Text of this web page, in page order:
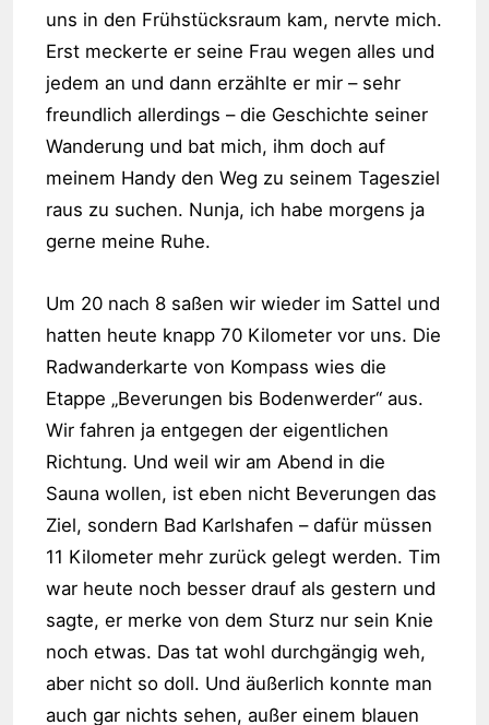
uns in den Frühstücksraum kam, nervte mich.
Erst meckerte er seine Frau wegen alles und
jedem an und dann erzählte er mir – sehr
freundlich allerdings – die Geschichte seiner
Wanderung und bat mich, ihm doch auf
meinem Handy den Weg zu seinem Tagesziel
raus zu suchen. Nunja, ich habe morgens ja
gerne meine Ruhe.
Um 20 nach 8 saßen wir wieder im Sattel und
hatten heute knapp 70 Kilometer vor uns. Die
Radwanderkarte von Kompass wies die
Etappe „Beverungen bis Bodenwerder“ aus.
Wir fahren ja entgegen der eigentlichen
Richtung. Und weil wir am Abend in die
Sauna wollen, ist eben nicht Beverungen das
Ziel, sondern Bad Karlshafen – dafür müssen
11 Kilometer mehr zurück gelegt werden. Tim
war heute noch besser drauf als gestern und
sagte, er merke von dem Sturz nur sein Knie
noch etwas. Das tat wohl durchgängig weh,
aber nicht so doll. Und äußerlich konnte man
auch gar nichts sehen, außer einem blauen